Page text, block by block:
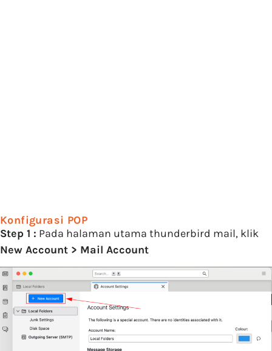
Konfigurasi POP
Step 1 : Pada halaman utama thunderbird mail, klik
New Account > Mail Account